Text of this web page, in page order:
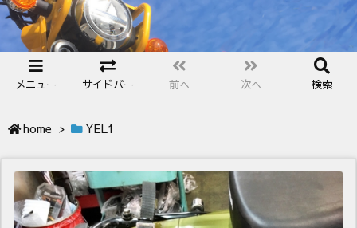
メニュー サイドバー 前へ 次へ 検索
home > YEL1